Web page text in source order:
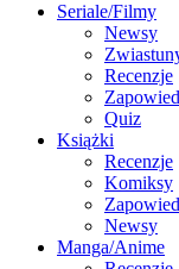
Seriale/Filmy
Newsy
Recenzje
Quiz
Książki
Recenzje
Komiksy
Newsy
Manga/Anime